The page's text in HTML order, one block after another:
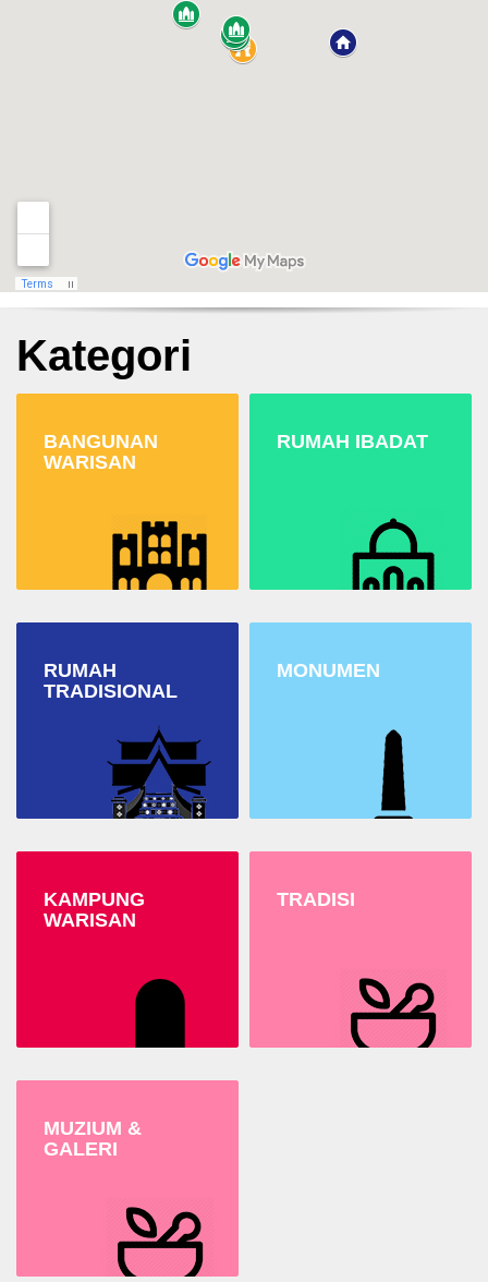
Kategori
BANGUNAN
WARISAN
RUMAH IBADAT
RUMAH
TRADISIONAL
MONUMEN
KAMPUNG
WARISAN
TRADISI
MUZIUM &
GALERI